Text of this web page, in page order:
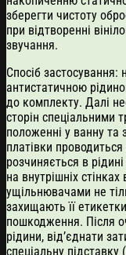
зберегти чистоту
при відтворенні
звучання.
Спосіб
антистатичною
до комплекту. Далі
сторін спеціальними
положенні у ванну та
платівки
розчиняється в
на внутрішніх
ущільнювачами не
захищають її
пошкодження. Після
рідини, від’єднати
спеціальну